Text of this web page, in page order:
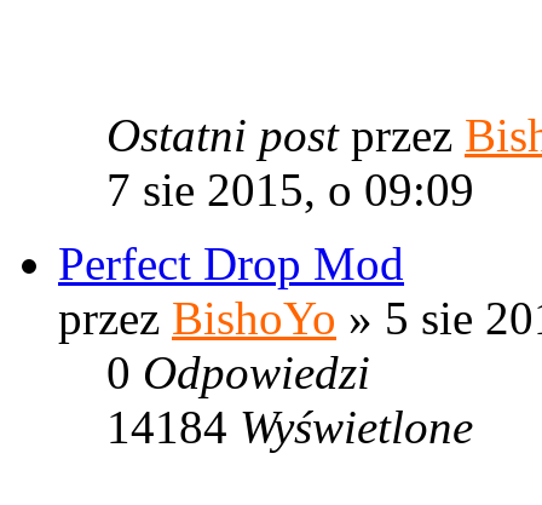
Ostatni post przez
7 sie 2015, o 09:09
Perfect Drop Mod
przez BishoYo » 5 sie
0 Odpowiedzi
14184 Wyświetlone